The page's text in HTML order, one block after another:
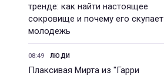
тренде: как найти настоящее
сокровище и почему его скупает
молодежь
08:49 ЛЮДИ
Плаксивая Мирта из "Гарри